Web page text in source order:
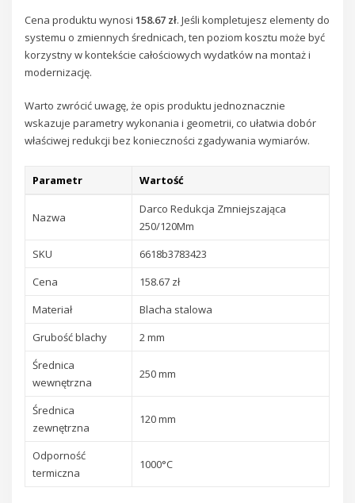
Cena produktu wynosi158.67 zł. Jeśli kompletujesz elementy do
systemu o zmiennych średnicach, ten poziom kosztu może być
korzystny w kontekście całościowych wydatków na montaż i
modernizację.
Warto zwrócić uwagę, że opis produktu jednoznacznie
wskazuje parametry wykonania i geometrii, co ułatwia dobór
właściwej redukcji bez konieczności zgadywania wymiarów.
Parametr Wartość
Nazwa
Darco Redukcja Zmniejszająca
250/120Mm
SKU
6618b3783423
Cena
158.67 zł
Materiał
Blacha stalowa
Grubość blachy
2 mm
Średnica
wewnętrzna
250 mm
Średnica
zewnętrzna
120 mm
Odporność
termiczna
1000°C